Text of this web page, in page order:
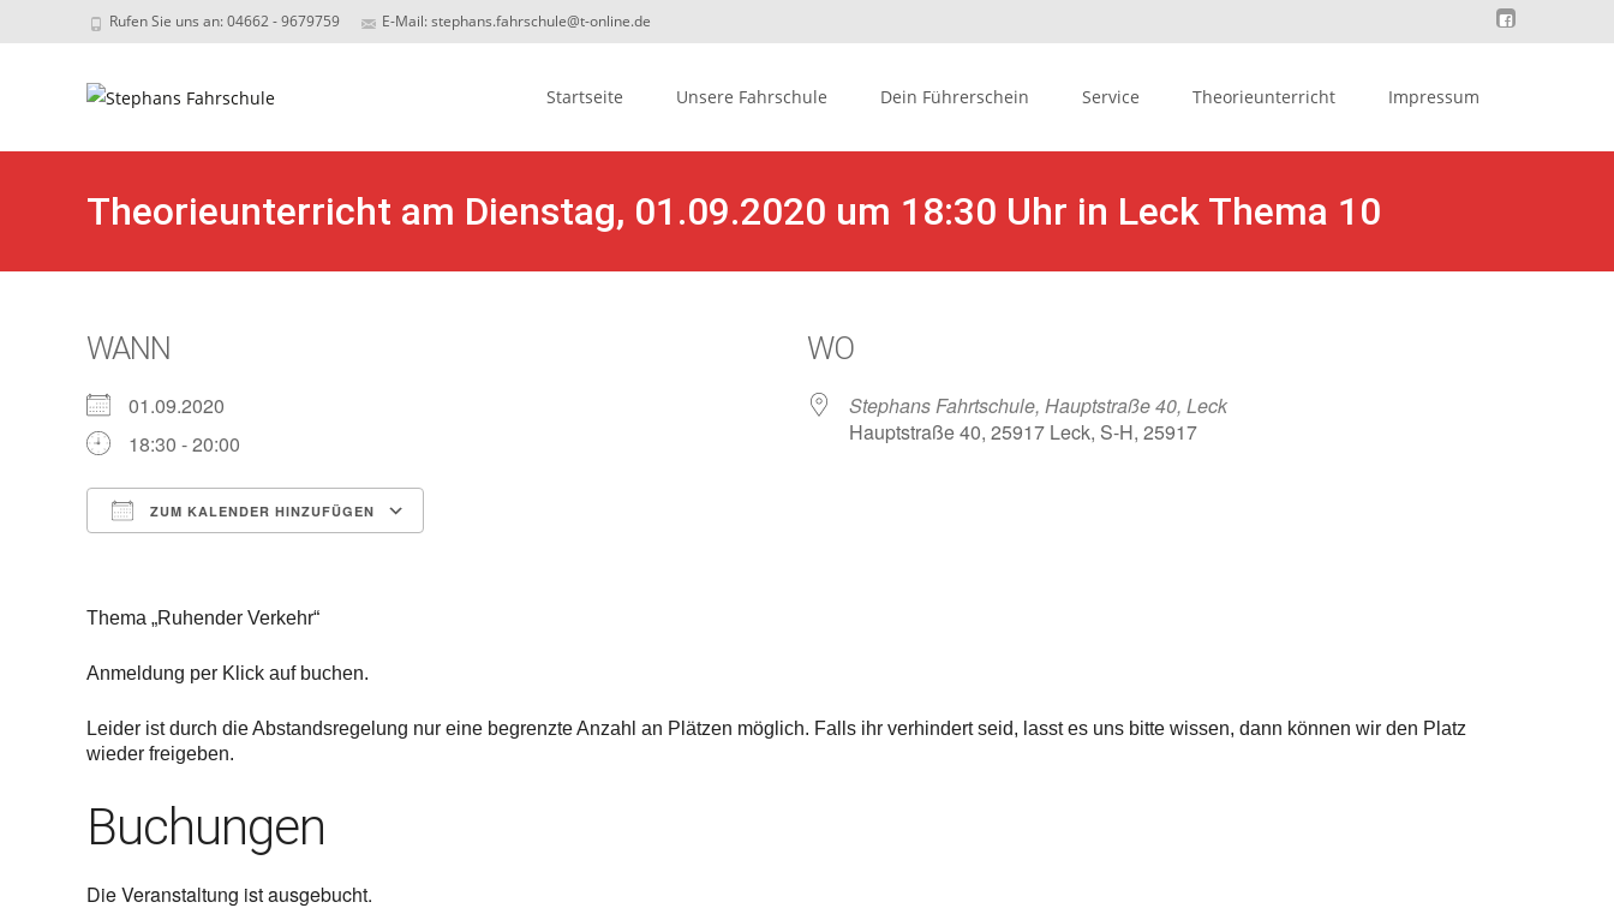
Rufen Sie uns an: 04662 - 9679759 E-Mail: stephans.fahrschule@t-online.de
Startseite Unsere Fahrschule Dein Führerschein Service Theorieunterricht Impressum
Theorieunterricht am Dienstag, 01.09.2020 um 18:30 Uhr in Leck Thema 10
WANN
01.09.2020
18:30 - 20:00
ZUM KALENDER HINZUFÜGEN
WO
Stephans Fahrtschule, Hauptstraße 40, Leck
Hauptstraße 40, 25917 Leck, S-H, 25917
Thema „Ruhender Verkehr“
Anmeldung per Klick auf buchen.
Leider ist durch die Abstandsregelung nur eine begrenzte Anzahl an Plätzen möglich. Falls ihr verhindert seid, lasst es uns bitte wissen, dann können wir den Platz
wieder freigeben.
Buchungen
Die Veranstaltung ist ausgebucht.